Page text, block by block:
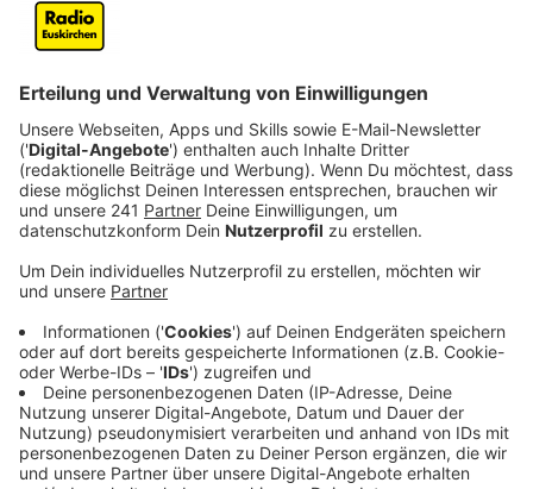
Veröffentlicht:
Anzeige
Der beschlossene Zolldeal zwischen den USA und der
EU sorgt für hitzige Diskussionen. Die Einigung sieht
vor, dass auf die meisten europäischen Produkte, die in
die USA exportiert werden, Zölle von 15 Prozent
erhoben werden - statt der ursprünglich angedrohten
trifft besonders die exportstarke deutsche
Wirtschaft hart - und in Nordrhein-Westfalen werden
die Auswirkungen besonders spürbar sein.
Anzeige